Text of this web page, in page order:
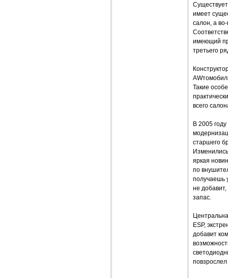
имеет
салон, а
имеющий
третьего
Такие
всего
В 2005
старшего
яркая
по
получаешь
не добавит,
запас.
ESP,
добавит